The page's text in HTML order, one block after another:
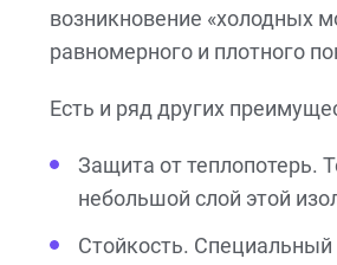
возникновение «холодных
равномерного и плотного
Есть и ряд других
Защита от теплопотерь.
небольшой слой этой
Стойкость.